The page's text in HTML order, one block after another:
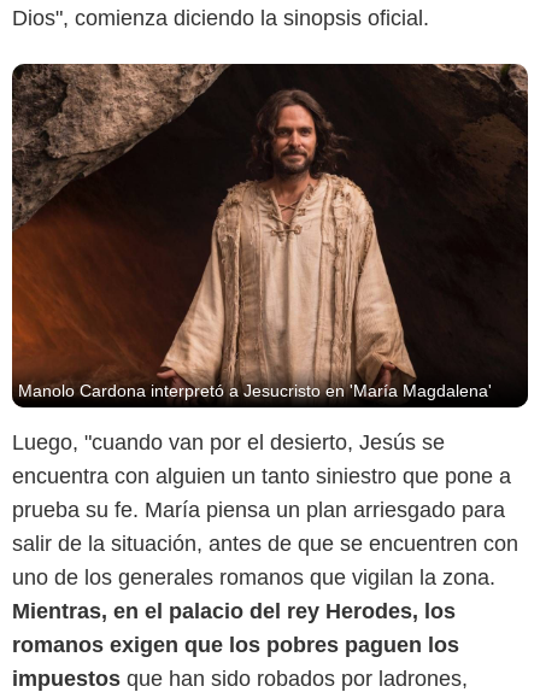
Dios", comienza diciendo la sinopsis oficial.
Manolo Cardona interpretó a Jesucristo en 'María Magdalena'
Luego, "cuando van por el desierto, Jesús se
encuentra con alguien un tanto siniestro que pone a
prueba su fe. María piensa un plan arriesgado para
salir de la situación, antes de que se encuentren con
uno de los generales romanos que vigilan la zona.
Mientras, en el palacio del rey Herodes, los
romanos exigen que los pobres paguen los
impuestos que han sido robados por ladrones,